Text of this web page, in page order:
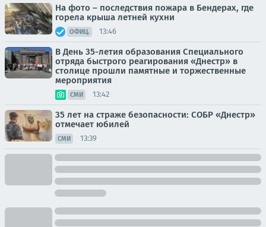
На фото – последствия пожара в Бендерах, где
горела крыша летней кухни
ОФИЦ. 13:46
В День 35-летия образования Специального
отряда быстрого реагирования «Днестр» в
столице прошли памятные и торжественные
мероприятия
СМИ 13:42
35 лет на страже безопасности: СОБР «Днестр»
отмечает юбилей
СМИ 13:39